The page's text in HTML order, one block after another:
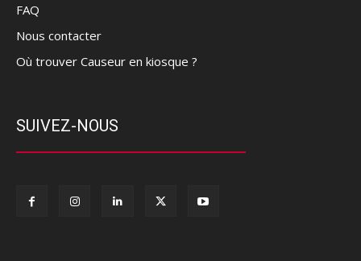
FAQ
Nous contacter
Où trouver Causeur en kiosque ?
SUIVEZ-NOUS